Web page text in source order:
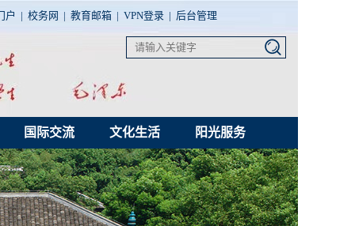
户 | 校务网 | 教育邮箱 | VPN登录 | 后台管理
国际交流 文化生活 阳光服务